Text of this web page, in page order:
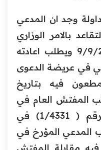
وجد ان المدعي
بالامر الوزاري
المرقم ( 8667) في 9/9/2006 ويطلب اعادته
في عريضة الدعوى
فيه بتاريخ
مكتب المفتش العام في
وزارة الداخلية بكتابه المرقم ( 1/4331) في
طلب المدعي المؤرخ في